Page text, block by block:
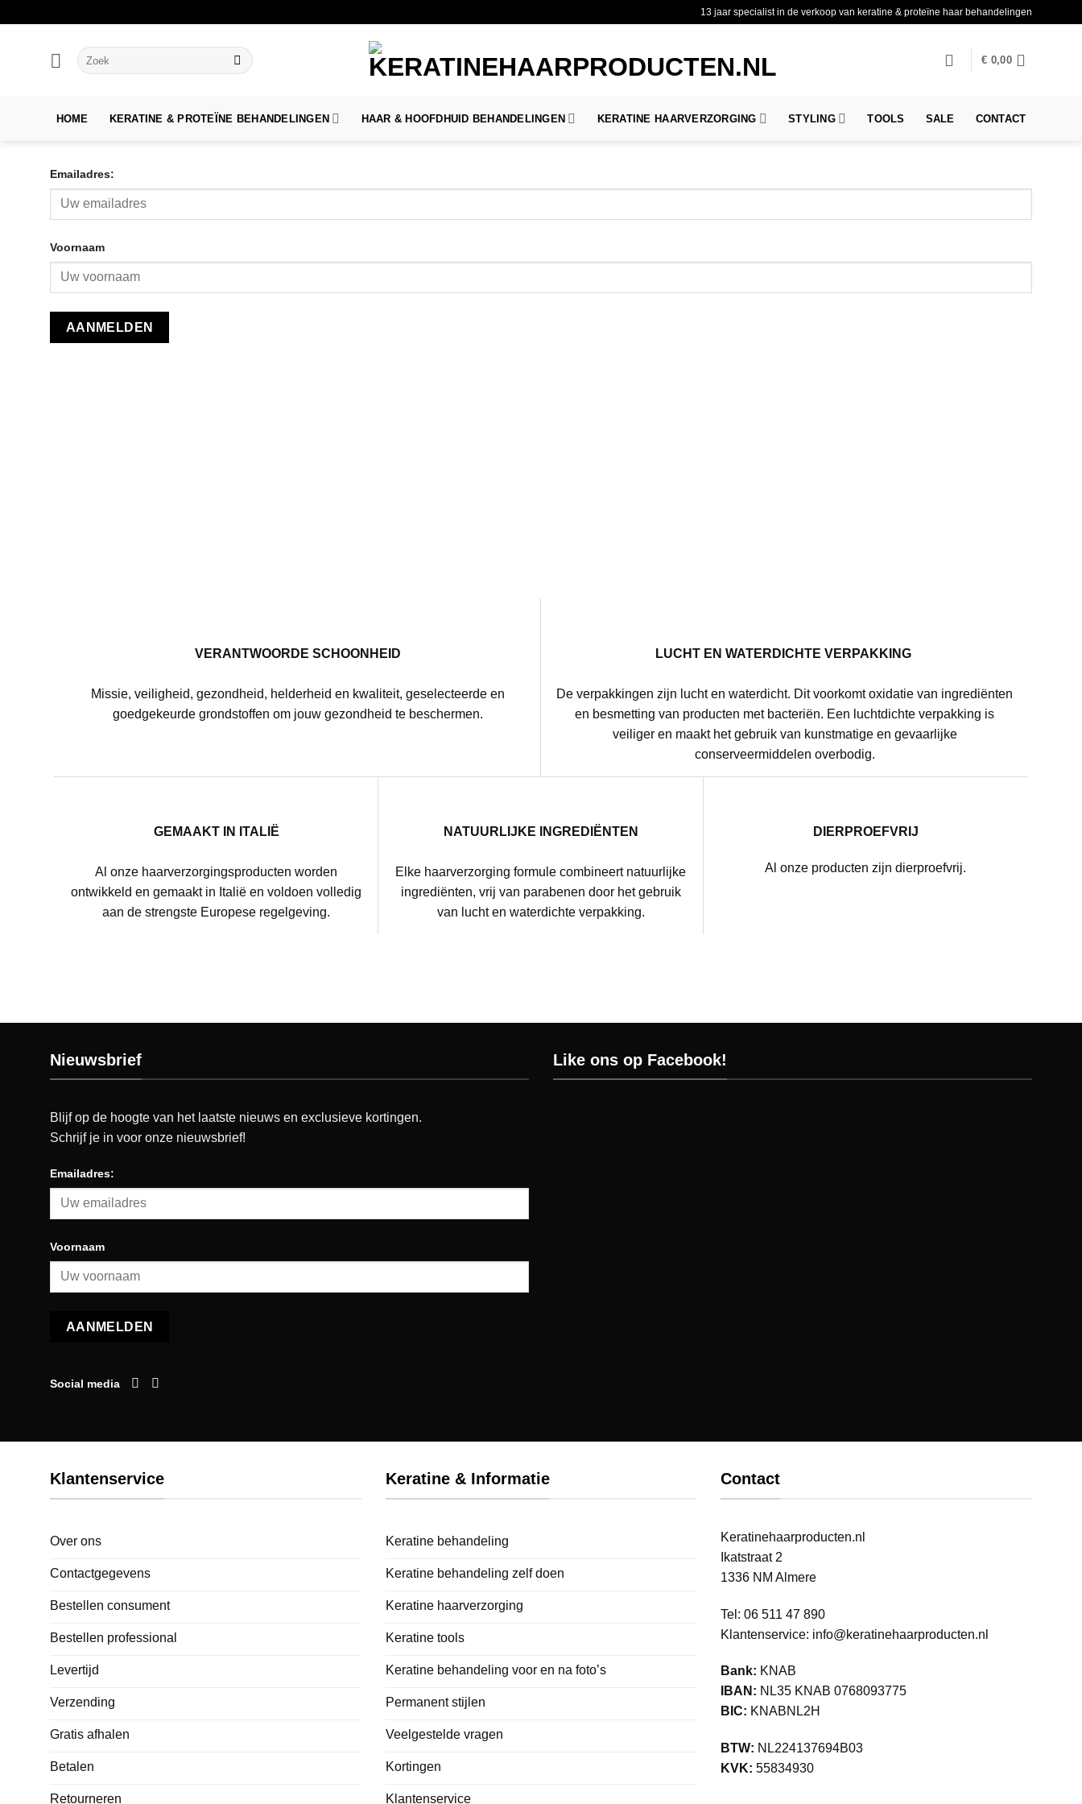
13 jaar specialist in de verkoop van keratine & proteïne haar behandelingen
Zoeken
naar:
€ 0,00
HOME KERATINE & PROTEÏNE BEHANDELINGEN HAAR & HOOFDHUID BEHANDELINGEN KERATINE HAARVERZORGING STYLING TOOLS SALE CONTACT
Emailadres:
Voornaam
VERANTWOORDE SCHOONHEID
Missie, veiligheid, gezondheid, helderheid en kwaliteit, geselecteerde en
goedgekeurde grondstoffen om jouw gezondheid te beschermen.
LUCHT EN WATERDICHTE VERPAKKING
De verpakkingen zijn lucht en waterdicht. Dit voorkomt oxidatie van ingrediënten
en besmetting van producten met bacteriën. Een luchtdichte verpakking is
veiliger en maakt het gebruik van kunstmatige en gevaarlijke
conserveermiddelen overbodig.
GEMAAKT IN ITALIË
Al onze haarverzorgingsproducten worden
ontwikkeld en gemaakt in Italië en voldoen volledig
aan de strengste Europese regelgeving.
NATUURLIJKE INGREDIËNTEN
Elke haarverzorging formule combineert natuurlijke
ingrediënten, vrij van parabenen door het gebruik
van lucht en waterdichte verpakking.
DIERPROEFVRIJ
Al onze producten zijn dierproefvrij.
Nieuwsbrief
Blijf op de hoogte van het laatste nieuws en exclusieve kortingen.
Schrijf je in voor onze nieuwsbrief!
Emailadres:
Voornaam
Social media
Like ons op Facebook!
Klantenservice
Over ons
Contactgegevens
Bestellen consument
Bestellen professional
Levertijd
Verzending
Gratis afhalen
Betalen
Retourneren
Keratine & Informatie
Keratine behandeling
Keratine behandeling zelf doen
Keratine haarverzorging
Keratine tools
Keratine behandeling voor en na foto’s
Permanent stijlen
Veelgestelde vragen
Kortingen
Klantenservice
Contact
Keratinehaarproducten.nl
Ikatstraat 2
1336 NM Almere
Tel: 06 511 47 890
Klantenservice: info@keratinehaarproducten.nl
Bank: KNAB
IBAN: NL35 KNAB 0768093775
BIC: KNABNL2H
BTW: NL224137694B03
KVK: 55834930